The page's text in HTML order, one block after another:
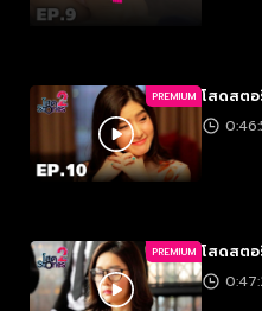
PREMIUM โสดสตอ
PREMIUM โสดสตอ